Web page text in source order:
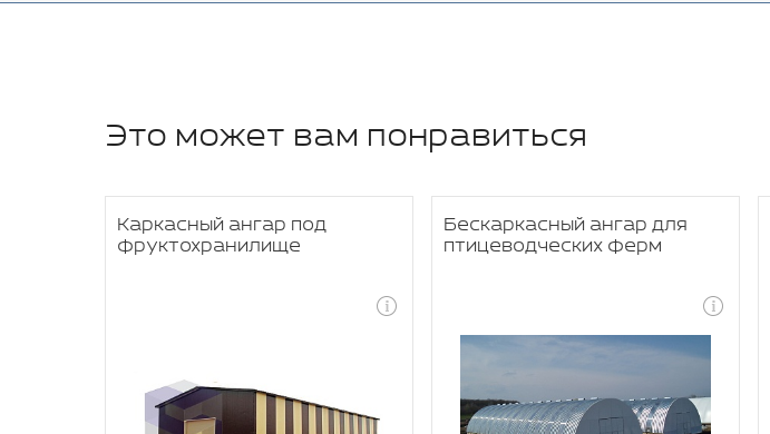
Это может вам понравиться
Каркасный ангар под
фруктохранилище
Бескаркасный ангар для
птицеводческих ферм